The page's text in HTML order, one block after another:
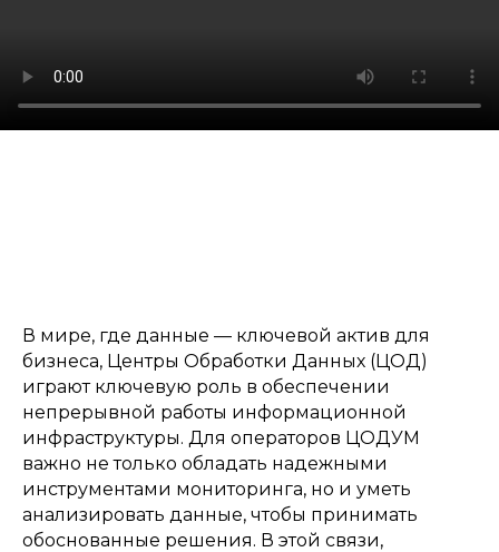
В мире, где данные — ключевой актив для
бизнеса, Центры Обработки Данных (ЦОД)
играют ключевую роль в обеспечении
непрерывной работы информационной
инфраструктуры. Для операторов ЦОДУМ
важно не только обладать надежными
инструментами мониторинга, но и уметь
анализировать данные, чтобы принимать
обоснованные решения. В этой связи,